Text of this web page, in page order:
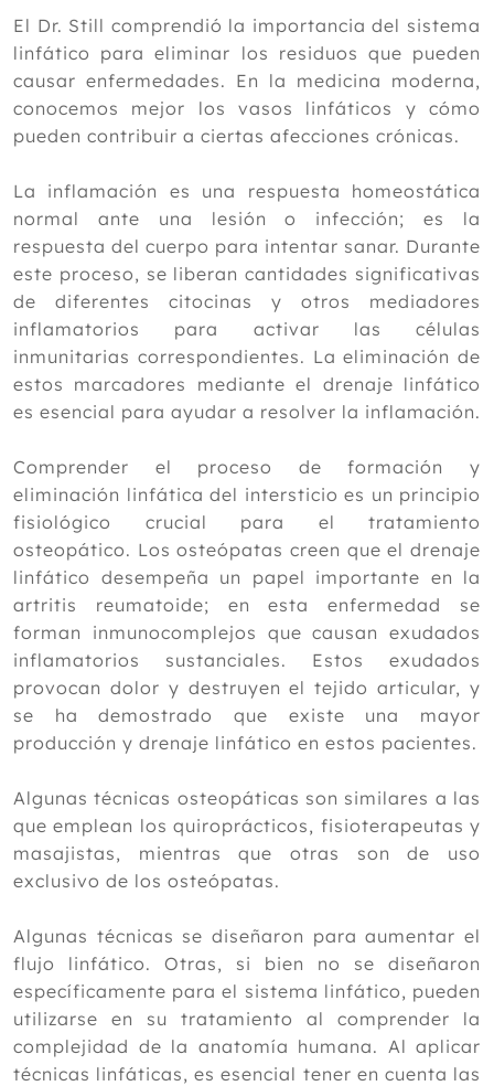
2020
2019
2018
2016
2015
2014
2013
2012
El Dr. Still comprendió la importancia del sistema
linfático para eliminar los residuos que pueden
causar enfermedades. En la medicina moderna,
conocemos mejor los vasos linfáticos y cómo
pueden contribuir a ciertas afecciones crónicas.
La inflamación es una respuesta homeostática
normal ante una lesión o infección; es la
respuesta del cuerpo para intentar sanar. Durante
este proceso, se liberan cantidades significativas
de diferentes citocinas y otros mediadores
inflamatorios para activar las células
inmunitarias correspondientes. La eliminación de
estos marcadores mediante el drenaje linfático
es esencial para ayudar a resolver la inflamación.
Comprender el proceso de formación y
eliminación linfática del intersticio es un principio
fisiológico crucial para el tratamiento
osteopático. Los osteópatas creen que el drenaje
linfático desempeña un papel importante en la
artritis reumatoide; en esta enfermedad se
forman inmunocomplejos que causan exudados
inflamatorios sustanciales. Estos exudados
provocan dolor y destruyen el tejido articular, y
se ha demostrado que existe una mayor
producción y drenaje linfático en estos pacientes.
Algunas técnicas osteopáticas son similares a las
que emplean los quiroprácticos, fisioterapeutas y
masajistas, mientras que otras son de uso
exclusivo de los osteópatas.
Algunas técnicas se diseñaron para aumentar el
flujo linfático. Otras, si bien no se diseñaron
específicamente para el sistema linfático, pueden
utilizarse en su tratamiento al comprender la
complejidad de la anatomía humana. Al aplicar
técnicas linfáticas, es esencial tener en cuenta las